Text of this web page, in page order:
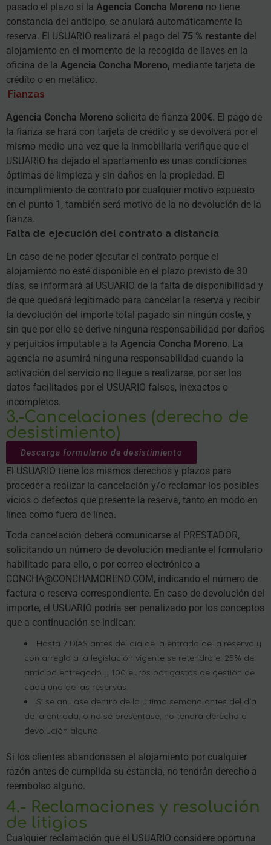
pasado el plazo si la Agencia Concha Moreno no tiene
constancia del anticipo, se anulará automáticamente la
reserva. El USUARIO realizará el pago del 75 % restante del
alojamiento en el momento de la recogida de llaves en la
oficina de la Agencia Concha Moreno, mediante tarjeta de
crédito o en metálico.
Fianzas
Agencia Concha Moreno solicita de fianza 200€. El pago de
la fianza se hará con tarjeta de crédito y se devolverá por el
mismo medio una vez que la inmobiliaria verifique que el
USUARIO ha dejado el apartamento es unas condiciones
óptimas de limpieza y sin daños en la propiedad. El
incumplimiento de contrato por cualquier motivo expuesto
en el punto 1, también será motivo de la no devolución de la
fianza.
Falta de ejecución del contrato a distancia
En caso de no poder ejecutar el contrato porque el
alojamiento no esté disponible en el plazo previsto de 30
días, se informará al USUARIO de la falta de disponibilidad y
de que quedará legitimado para cancelar la reserva y recibir
la devolución del importe total pagado sin ningún coste, y
sin que por ello se derive ninguna responsabilidad por daños
y perjuicios imputable a la Agencia Concha Moreno. La
agencia no asumirá ninguna responsabilidad cuando la
activación del servicio no llegue a realizarse, por ser los
datos facilitados por el USUARIO falsos, inexactos o
incompletos.
3.-Cancelaciones (derecho de
desistimiento)
Descarga formulario de desistimiento
El USUARIO tiene los mismos derechos y plazos para
proceder a realizar la cancelación y/o reclamar los posibles
vicios o defectos que presente la reserva, tanto en modo en
línea como fuera de línea.
Toda cancelación deberá comunicarse al PRESTADOR,
solicitando un número de devolución mediante el formulario
habilitado para ello, o por correo electrónico a
CONCHA@CONCHAMORENO.COM, indicando el número de
factura o reserva correspondiente. En caso de devolución del
importe, el USUARIO podría ser penalizado por los conceptos
que a continuación se indican:
Hasta 7 DÍAS antes del día de la entrada de la reserva y
con arreglo a la legislación vigente se retendrá el 25% del
anticipo entregado y 100 euros por gastos de gestión de
cada una de las reservas.
Si se anulase dentro de la última semana antes del día
de la entrada, o no se presentase, no tendrá derecho a
devolución alguna.
Si los clientes abandonasen el alojamiento por cualquier
razón antes de cumplida su estancia, no tendrán derecho a
reembolso alguno.
4.- Reclamaciones y resolución
de litigios
Cualquier reclamación que el USUARIO considere oportuna